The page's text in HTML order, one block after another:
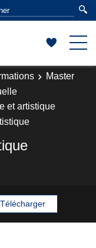
Master
et artistique
Télécharger